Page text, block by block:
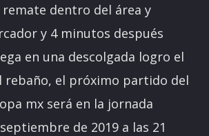
dentro del área y
y 4 minutos después
en una descolgada logro el
el próximo partido del
mx será en la jornada
de 2019 a las 21